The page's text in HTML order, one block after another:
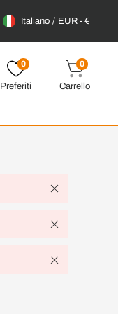
Italiano EUR - €
0
Preferiti
0
Carrello